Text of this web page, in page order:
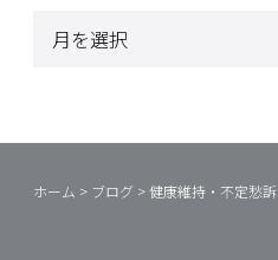
ホーム > ブログ >健康維持・不定愁訴